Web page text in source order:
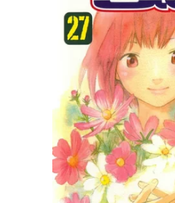
3C家電
男裝
日本購物 電子/紙本書
HOT